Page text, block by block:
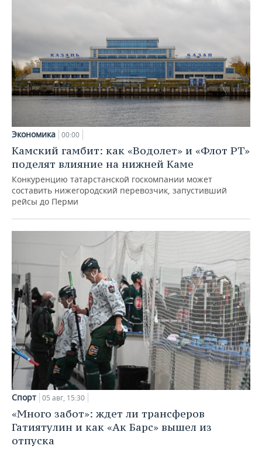
Экономика 00:00
Камский гамбит: как «Водолет» и «Флот РТ»
поделят влияние на нижней Каме
Конкуренцию татарстанской госкомпании может
составить нижегородский перевозчик, запустивший
рейсы до Перми
Спорт 05 авг, 15:30
«Много забот»: ждет ли трансферов
Гатиятулин и как «Ак Барс» вышел из
отпуска